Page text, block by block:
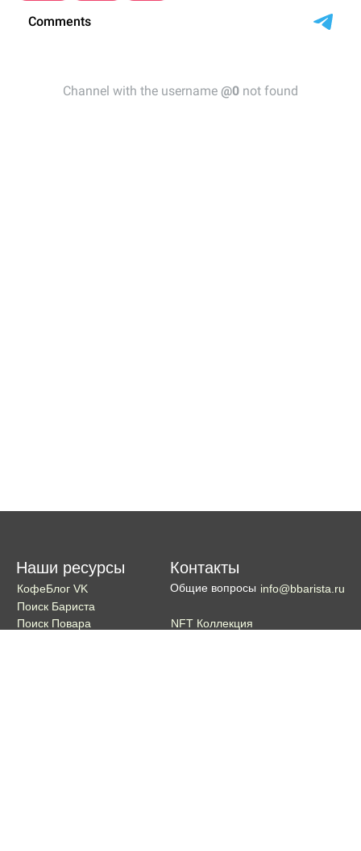
Наши ресурсы
КофеБлог VK
Поиск Бариста
Поиск Повара
Контакты
Общие вопросы info@bbarista.ru
NFT Коллекция